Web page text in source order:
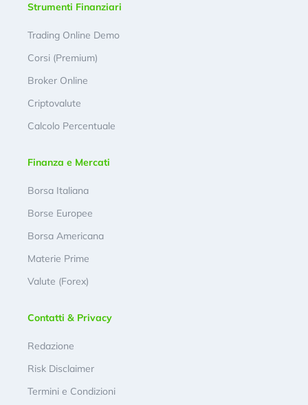
Strumenti Finanziari
Trading Online Demo
Corsi (Premium)
Broker Online
Criptovalute
Calcolo Percentuale
Finanza e Mercati
Borsa Italiana
Borse Europee
Borsa Americana
Materie Prime
Valute (Forex)
Contatti & Privacy
Redazione
Risk Disclaimer
Termini e Condizioni